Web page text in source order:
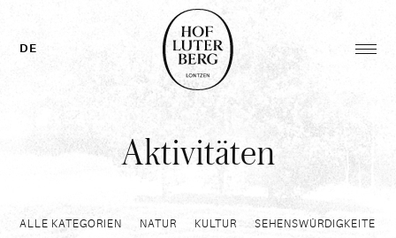
Aktivitäten
Zurück
zur
Homepage
DE
ALLE KATEGORIEN NATUR KULTUR SEHENSWÜRDIGKEITEN